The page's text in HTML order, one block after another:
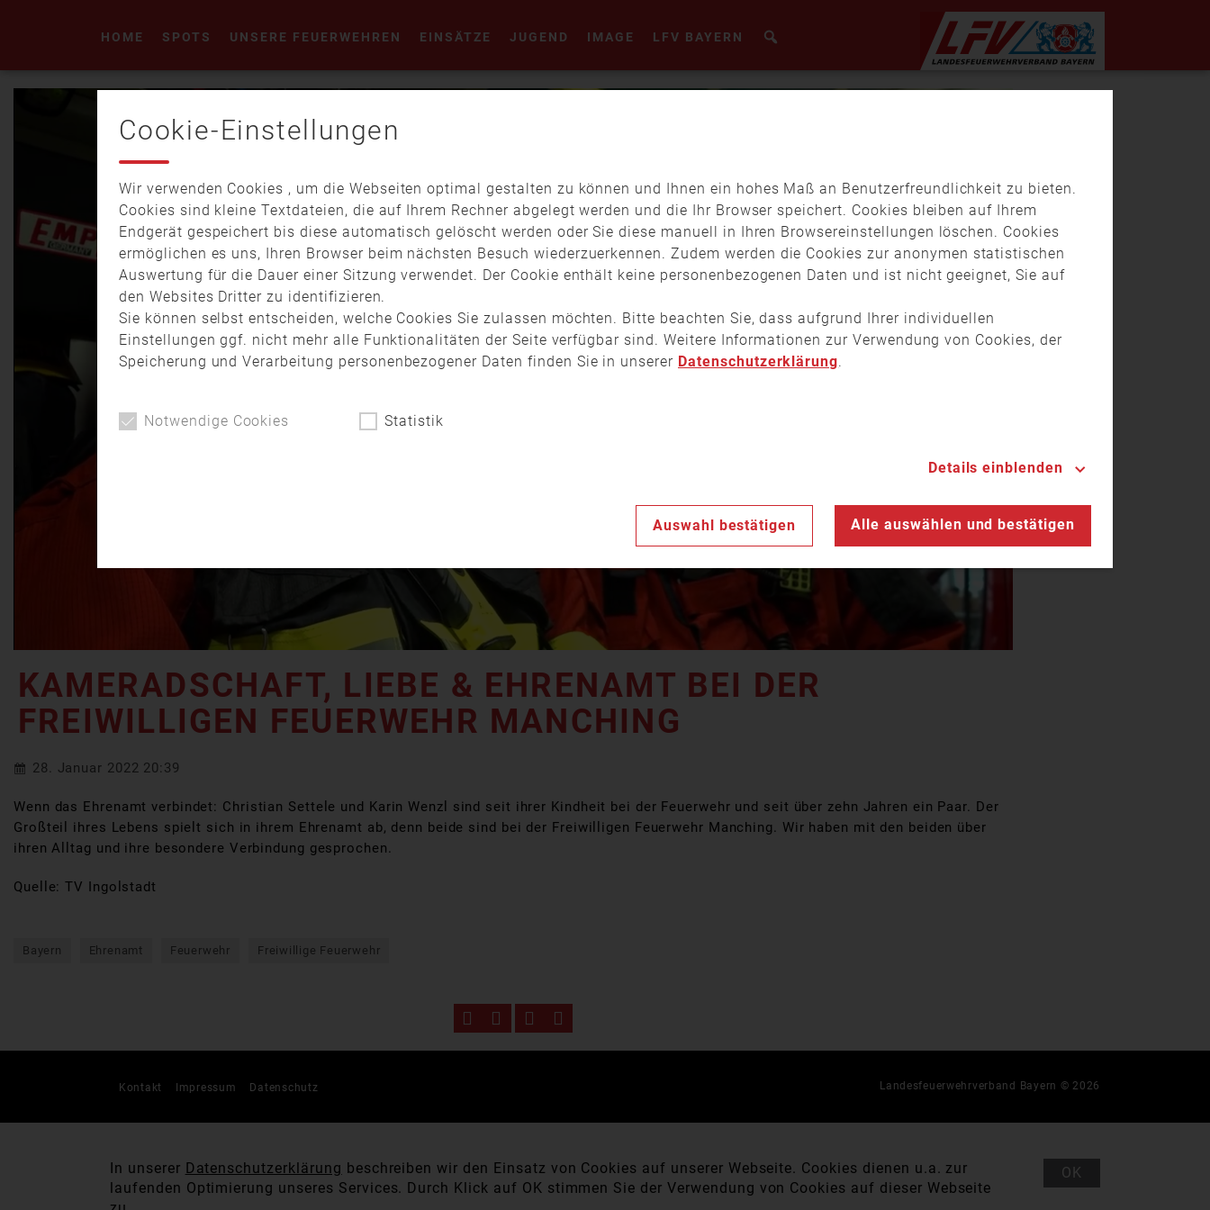
HOME SPOTS UNSERE FEUERWEHREN EINSÄTZE JUGEND IMAGE LFV BAYERN
abspielen
KAMERADSCHAFT, LIEBE & EHRENAMT BEI DER
FREIWILLIGEN FEUERWEHR MANCHING
28. Januar 2022 20:39
Wenn das Ehrenamt verbindet: Christian Settele und Karin Wenzl sind seit ihrer Kindheit bei der Feuerwehr und seit über zehn Jahren ein Paar. Der
Großteil ihres Lebens spielt sich in ihrem Ehrenamt ab, denn beide sind bei der Freiwilligen Feuerwehr Manching. Wir haben mit den beiden über
ihren Alltag und ihre besondere Verbindung gesprochen.
Quelle: TV Ingolstadt
Bayern Ehrenamt Feuerwehr Freiwillige Feuerwehr
Kontakt Impressum Datenschutz Landesfeuerwehrverband Bayern © 2026
Cookie-Einstellungen
Wir verwenden Cookies , um die Webseiten optimal gestalten zu können und Ihnen ein hohes Maß an Benutzerfreundlichkeit zu bieten.
Cookies sind kleine Textdateien, die auf Ihrem Rechner abgelegt werden und die Ihr Browser speichert. Cookies bleiben auf Ihrem
Endgerät gespeichert bis diese automatisch gelöscht werden oder Sie diese manuell in Ihren Browsereinstellungen löschen. Cookies
ermöglichen es uns, Ihren Browser beim nächsten Besuch wiederzuerkennen. Zudem werden die Cookies zur anonymen statistischen
Auswertung für die Dauer einer Sitzung verwendet. Der Cookie enthält keine personenbezogenen Daten und ist nicht geeignet, Sie auf
den Websites Dritter zu identifizieren.
Sie können selbst entscheiden, welche Cookies Sie zulassen möchten. Bitte beachten Sie, dass aufgrund Ihrer individuellen
Einstellungen ggf. nicht mehr alle Funktionalitäten der Seite verfügbar sind. Weitere Informationen zur Verwendung von Cookies, der
Speicherung und Verarbeitung personenbezogener Daten finden Sie in unserer Datenschutzerklärung.
Notwendige Cookies Statistik
Details einblenden
Auswahl bestätigen Alle auswählen und bestätigen
In unserer Datenschutzerklärung beschreiben wir den Einsatz von Cookies auf unserer Webseite. Cookies dienen u.a. zur
laufenden Optimierung unseres Services. Durch Klick auf OK stimmen Sie der Verwendung von Cookies auf dieser Webseite
OK